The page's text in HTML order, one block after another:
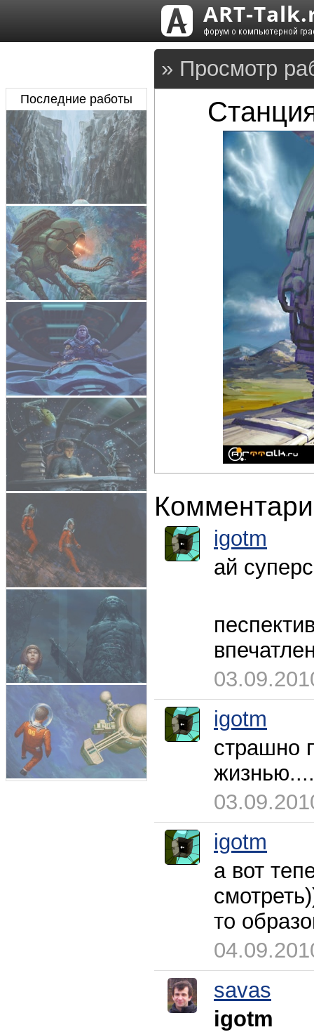
» Просмотр
igotm
ай
igotm
страшно
igotm
а вот
то
savas
igotm
Последние работы